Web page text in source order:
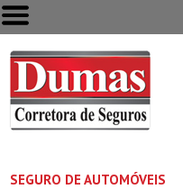
SEGURO DE AUTOMÓVEIS